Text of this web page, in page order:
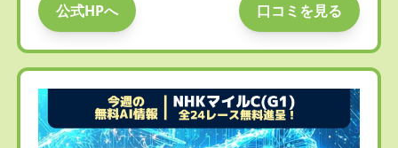
公式HPへ 口コミを見る